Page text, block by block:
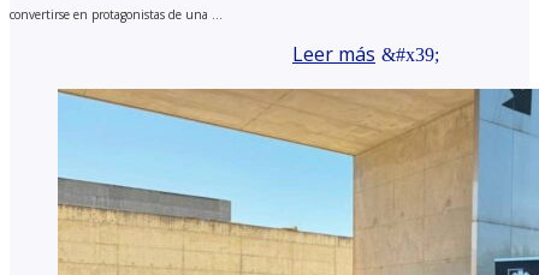
convertirse en protagonistas de una ...
Leer más